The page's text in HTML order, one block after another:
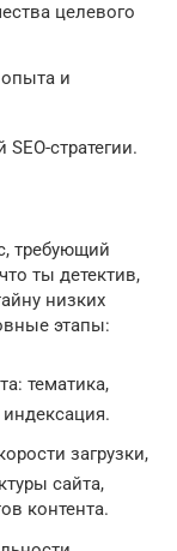
целевого
и
стратегии.
требующий
ты детектив,
низких
этапы:
тематика,
индексация.
загрузки,
сайта,
контента.